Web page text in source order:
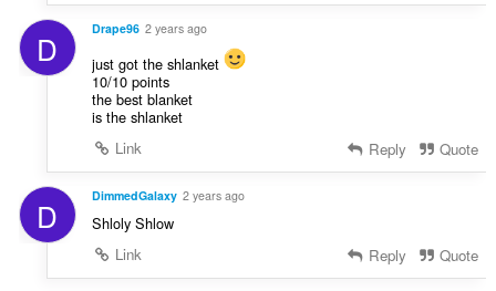
D Drape96 2 years ago
just got the shlanket
10/10 points
the best blanket
is the shlanket
Link
Reply Quote
D DimmedGalaxy 2 years ago
Shloly Shlow
Link
Reply Quote